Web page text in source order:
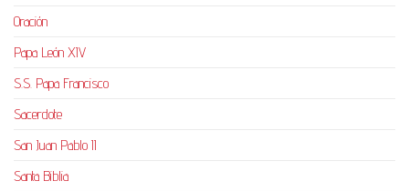
Oración
Papa León XIV
S.S. Papa Francisco
Sacerdote
San Juan Pablo II
Santa Biblia